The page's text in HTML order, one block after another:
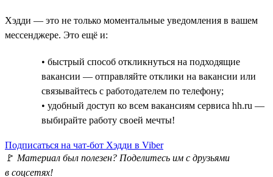
Хэдди — это не только моментальные уведомления в вашем
мессенджере. Это ещё и:
• быстрый способ откликнуться на подходящие
вакансии — отправляйте отклики на вакансии или
связывайтесь с работодателем по телефону;
• удобный доступ ко всем вакансиям сервиса hh.ru —
выбирайте работу своей мечты!
Подписаться на чат-бот Хэдди в Viber
🚩 Материал был полезен? Поделитесь им с друзьями
в соцсетях!